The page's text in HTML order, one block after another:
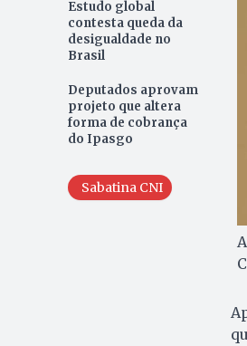
Estudo global
contesta queda da
desigualdade no
Brasil
Deputados aprovam
projeto que altera
forma de cobrança
do Ipasgo
Sabatina CNI